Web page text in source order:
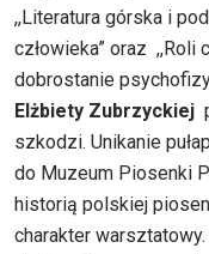
,,Literatura górska i
człowieka” oraz
dobrostanie
Elżbiety Zubrzyckiej
szkodzi. Unikanie
do Muzeum Piosenki
historią polskiej
charakter